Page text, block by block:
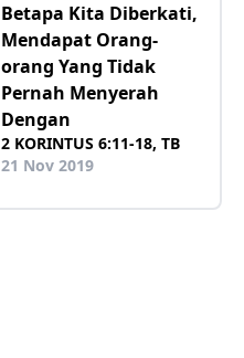
Betapa Kita Diberkati,
Mendapat Orang-
orang Yang Tidak
Pernah Menyerah
Dengan
2 KORINTUS 6:11-18, TB
21 Nov 2019